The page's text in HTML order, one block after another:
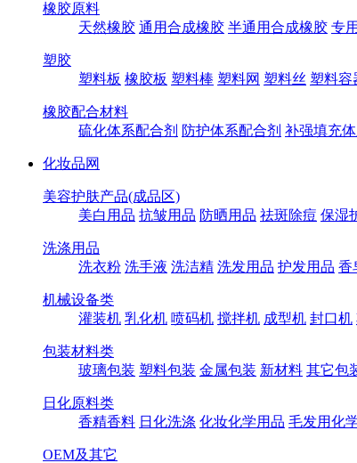
橡胶原料
天然橡胶 通用合成橡胶 半通用合成橡胶 专
塑胶
塑料板 橡胶板 塑料棒 塑料网 塑料丝 塑料容
橡胶配合材料
硫化体系配合剂 防护体系配合剂 补强填充
化妆品网
美容护肤产品(成品区)
美白用品 抗皱用品 防晒用品 祛斑除痘 保湿
洗涤用品
洗衣粉 洗手液 洗洁精 洗发用品 护发用品 香
机械设备类
灌装机 乳化机 喷码机 搅拌机 成型机 封口机
包装材料类
玻璃包装 塑料包装 金属包装 新材料 其它包
日化原料类
香精香料 日化洗涤 化妆化学用品 毛发用化
OEM及其它